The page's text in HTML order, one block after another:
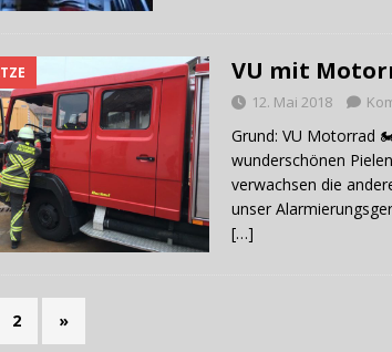
VU mit
12. Mai 2018
Grund: VU Motorrad
wunderschönen
verwachsen die
unser
[…]
2 »